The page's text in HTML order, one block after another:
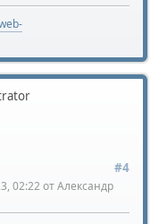
#4
02:22 от Александр